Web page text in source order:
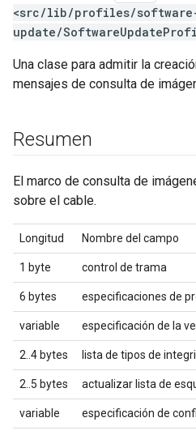
<src/lib/profiles/
update/
Una clase para admitir la
mensajes de consulta de
Resumen
El marco de consulta de
sobre el cable.
Longitud Nombre del campo
1 byte control de trama
6 bytes especificaciones de
variable especificación de la
2..4 bytes lista de tipos de
2..5 bytes actualizar lista de
variable especificación de